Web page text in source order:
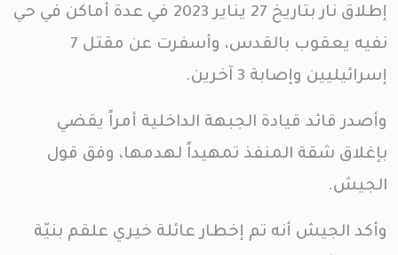
إطلاق نار بتاريخ 27 يناير 2023 في عدة أماكن في حي
نفيه يعقوب بالقدس، وأسفرت عن مقتل 7
إسرائيليين وإصابة 3 آخرين.
وأصدر قائد قيادة الجبهة الداخلية أمراً يقضي
بإغلاق شقة المنفذ تمهيداً لهدمها، وفق قول
الجيش.
وأكد الجيش أنه تم إخطار عائلة خيري علقم بنيّة